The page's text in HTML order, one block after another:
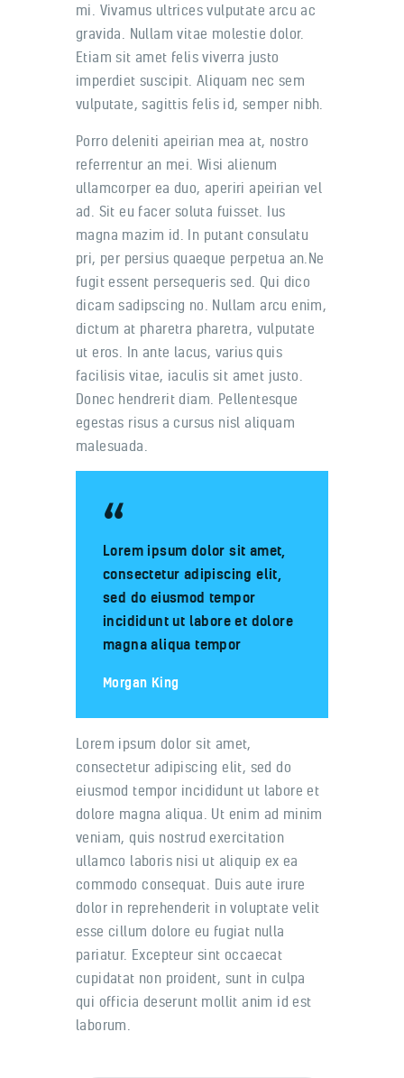
mi. Vivamus ultrices vulputate arcu ac
gravida. Nullam vitae molestie dolor.
Etiam sit amet felis viverra justo
imperdiet suscipit. Aliquam nec sem
vulputate, sagittis felis id, semper nibh.
Porro deleniti apeirian mea at, nostro
referrentur an mei. Wisi alienum
ullamcorper ea duo, aperiri apeirian vel
ad. Sit eu facer soluta fuisset. Ius
magna mazim id. In putant consulatu
pri, per persius quaeque perpetua an.Ne
fugit essent persequeris sed. Qui dico
dicam sadipscing no. Nullam arcu enim,
dictum at pharetra pharetra, vulputate
ut eros. In ante lacus, varius quis
facilisis vitae, iaculis sit amet justo.
Donec hendrerit diam. Pellentesque
egestas risus a cursus nisl aliquam
malesuada.
Lorem ipsum dolor sit amet,
consectetur adipiscing elit,
sed do eiusmod tempor
incididunt ut labore et dolore
magna aliqua tempor
Morgan King
Lorem ipsum dolor sit amet,
consectetur adipiscing elit, sed do
eiusmod tempor incididunt ut labore et
dolore magna aliqua. Ut enim ad minim
veniam, quis nostrud exercitation
ullamco laboris nisi ut aliquip ex ea
commodo consequat. Duis aute irure
dolor in reprehenderit in voluptate velit
esse cillum dolore eu fugiat nulla
pariatur. Excepteur sint occaecat
cupidatat non proident, sunt in culpa
qui officia deserunt mollit anim id est
laborum.